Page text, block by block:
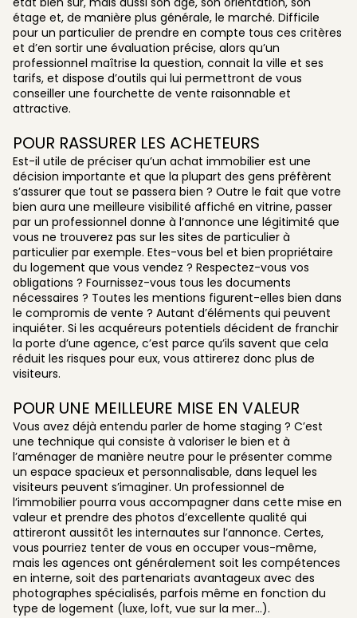
étage et, de manière plus générale, le marché. Difficile
pour un particulier de prendre en compte tous ces critères
et d’en sortir une évaluation précise, alors qu’un
professionnel maîtrise la question, connait la ville et ses
tarifs, et dispose d’outils qui lui permettront de vous
conseiller une fourchette de vente raisonnable et
attractive.
POUR RASSURER LES ACHETEURS
Est-il utile de préciser qu’un achat immobilier est une
décision importante et que la plupart des gens préfèrent
s’assurer que tout se passera bien ? Outre le fait que votre
bien aura une meilleure visibilité affiché en vitrine, passer
par un professionnel donne à l’annonce une légitimité que
vous ne trouverez pas sur les sites de particulier à
particulier par exemple. Etes-vous bel et bien propriétaire
du logement que vous vendez ? Respectez-vous vos
obligations ? Fournissez-vous tous les documents
nécessaires ? Toutes les mentions figurent-elles bien dans
le compromis de vente ? Autant d’éléments qui peuvent
inquiéter. Si les acquéreurs potentiels décident de franchir
la porte d’une agence, c’est parce qu’ils savent que cela
réduit les risques pour eux, vous attirerez donc plus de
visiteurs.
POUR UNE MEILLEURE MISE EN VALEUR
Vous avez déjà entendu parler de home staging ? C’est
une technique qui consiste à valoriser le bien et à
l’aménager de manière neutre pour le présenter comme
un espace spacieux et personnalisable, dans lequel les
visiteurs peuvent s’imaginer. Un professionnel de
l’immobilier pourra vous accompagner dans cette mise en
valeur et prendre des photos d’excellente qualité qui
attireront aussitôt les internautes sur l’annonce. Certes,
vous pourriez tenter de vous en occuper vous-même,
mais les agences ont généralement soit les compétences
en interne, soit des partenariats avantageux avec des
photographes spécialisés, parfois même en fonction du
type de logement (luxe, loft, vue sur la mer…).